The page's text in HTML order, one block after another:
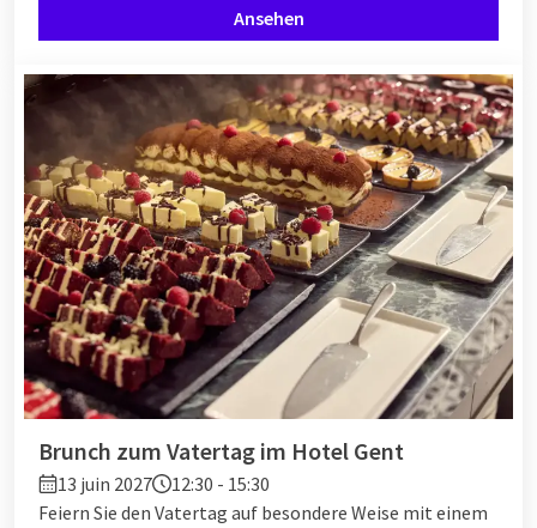
Ansehen
Brunch zum Vatertag im Hotel Gent
13 juin 2027
12:30 - 15:30
Feiern Sie den Vatertag auf besondere Weise mit einem